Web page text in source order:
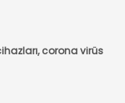
corona virüs